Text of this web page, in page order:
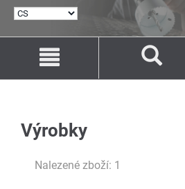
Obsah
Navigaci
Výrobky
Nalezené zboží: 1